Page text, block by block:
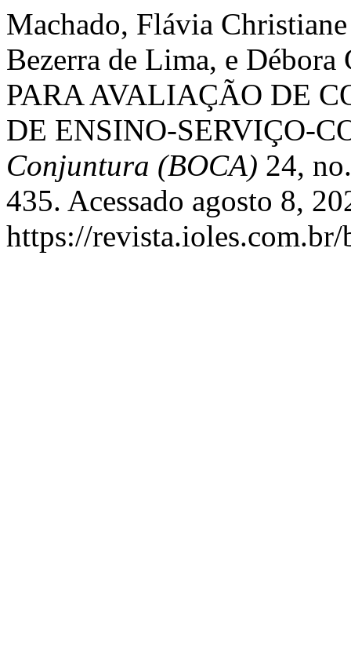
Machado, Flávia
Bezerra de Lima, e
PARA AVALIAÇÃO DE
DE ENSINO-SERVIÇO-
Conjuntura (BOCA) 24,
435. Acessado agosto 8,
https://